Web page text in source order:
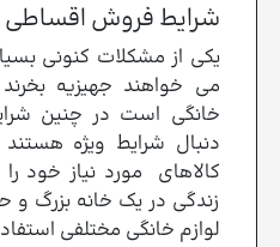
شرایط فروش اقساطی
یکی از مشکلات کنونی
می خواهند جهیزیه
خانگی است در چنین
دنبال شرایط ویژه هستند
کالاهای مورد نیاز خود
زندگی در یک خانه بزرگ و
لوازم خانگی مختلفی